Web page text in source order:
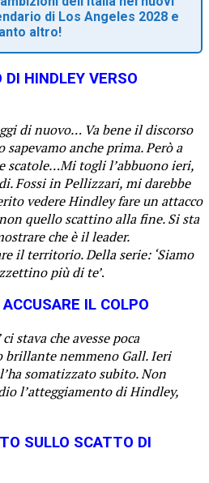
di Los Angeles 2028 e
altro!
DI HINDLEY VERSO
di nuovo… Va bene il discorso
anche prima. Però a
scatole…Mi togli l’abbuono ieri,
Fossi in Pellizzari, mi darebbe
vedere Hindley fare un attacco
quello scattino alla fine. Si sta
che è il leader.
il territorio. Della serie: ‘Siamo
più di te’.
IL COLPO
stava che avesse poca
brillante nemmeno Gall. Ieri
somatizzato subito. Non
l’atteggiamento di Hindley,
SULLO SCATTO DI